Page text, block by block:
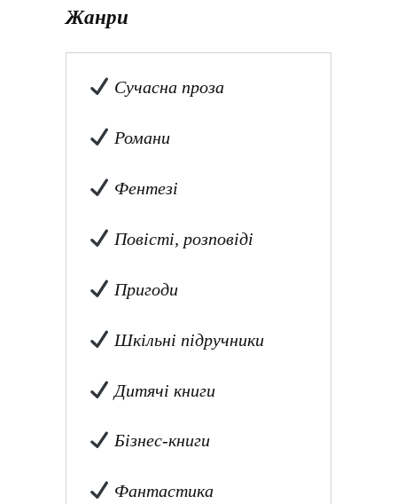
Жанри
Сучасна проза
Романи
Фентезі
Повісті, розповіді
Пригоди
Шкільні підручники
Дитячі книги
Бізнес-книги
Фантастика